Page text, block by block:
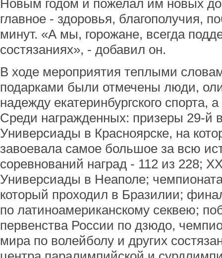
Новым годом и пожелал им новых
главное - здоровья, благополучия,
минут. «А мы, горожане, всегда
состязаниях», - добавил он.
В ходе мероприятия теплыми
подарками были отмечены люди,
надежду екатеринбургского спорта,
Среди награжденных: призеры 29-й
Универсиады в Красноярске, на
завоевала самое большое за всю
соревнований наград - 112 из 228;
Универсиады в Неаполе;
который проходил в Бразилии;
по латиноамериканскому секвею;
первенства России по дзюдо,
мира по волейболу и других